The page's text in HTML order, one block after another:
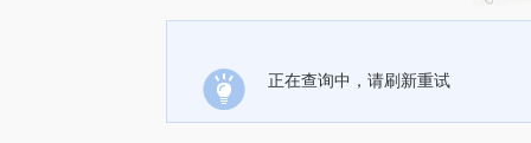
正在查询中，请刷新重试